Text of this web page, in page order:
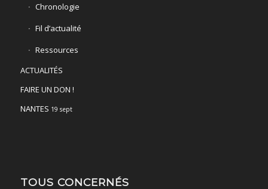
Chronologie
Fil d’actualité
Ressources
ACTUALITÉS
FAIRE UN DON !
NANTES 19 sept
TOUS CONCERNÉS